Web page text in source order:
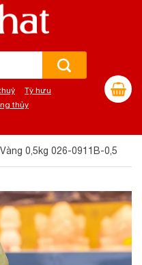
Tỳ hưu
thủy
0,5kg 026-0911B-0,5